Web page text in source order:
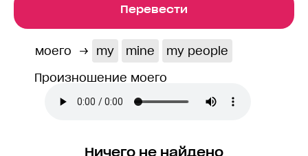
Перевести
моего → my mine
my people
Произношение моего
Ничего не найдено